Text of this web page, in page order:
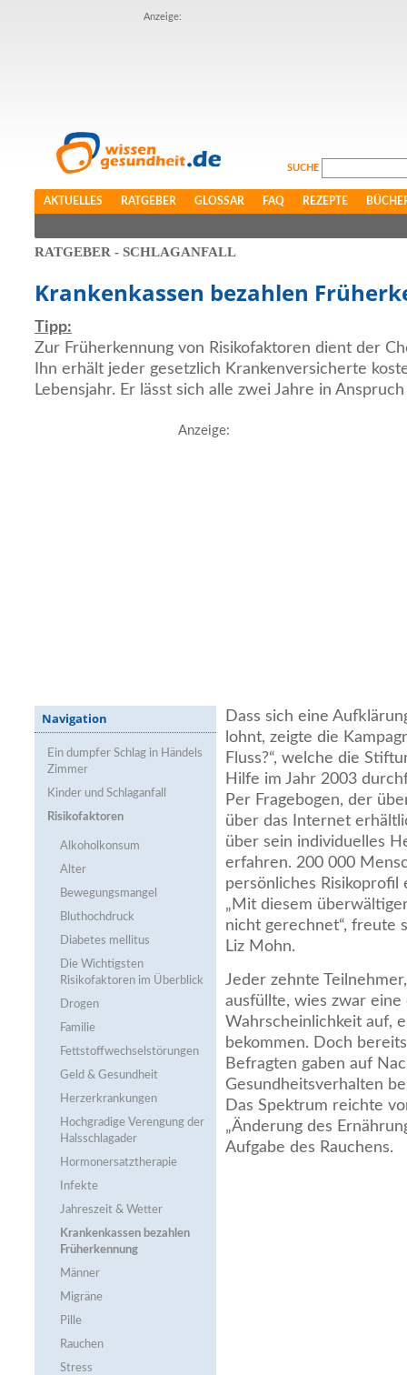
Anzeige:
SUCHE
AKTUELLES RATGEBER GLOSSAR FAQ REZEPTE
RATGEBER - SCHLAGANFALL
Krankenkassen bezahlen
Tipp:
Zur Früherkennung von Risikofaktoren dient der
Ihn erhält jeder gesetzlich Krankenversicherte
Lebensjahr. Er lässt sich alle zwei Jahre in
Anzeige:
Navigation
Ein dumpfer Schlag in Händels
Zimmer
Kinder und Schlaganfall
Risikofaktoren
Alkoholkonsum
Alter
Bewegungsmangel
Bluthochdruck
Diabetes mellitus
Die Wichtigsten
Risikofaktoren im Überblick
Drogen
Familie
Fettstoffwechsel­störungen
Geld & Gesundheit
Herzerkrankungen
Hochgradige Verengung der
Halsschlagader
Hormonersatztherapie
Infekte
Jahreszeit & Wetter
Krankenkassen bezahlen
Früherkennung
Männer
Migräne
Pille
Rauchen
Stress
Dass sich eine
lohnt, zeigte die
Fluss?“, welche die
Hilfe im Jahr 2003
Per Fragebogen, der
über das Internet
über sein individuelles
erfahren. 200 000
persönliches Risikoprofil
„Mit diesem
nicht gerechnet“, freute
Liz Mohn.
Jeder zehnte
ausfüllte, wies zwar eine
Wahrscheinlichkeit auf,
bekommen. Doch
Befragten gaben auf
Gesundheitsverhalten
Das Spektrum reichte
„Änderung des
Aufgabe des Rauchens.